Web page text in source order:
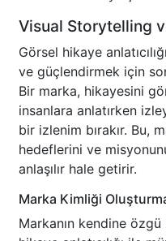
Visual Storytelling
Görsel hikaye
ve güçlendirmek için
Bir marka, hikayesini
insanlara anlatırken
bir izlenim bırakır. Bu,
hedeflerini ve
anlaşılır hale getirir.
Marka Kimliği
Markanın kendine